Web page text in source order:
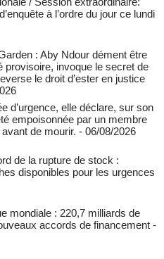
à l’ordre du jour ce lundi
: Aby Ndour dément être
provisoire, invoque le secret de
le droit d’ester en justice
d’urgence, elle déclare, sur son
empoisonnée par un membre
de mourir. - 06/08/2026
de la rupture de stock :
disponibles pour les urgences
mondiale : 220,7 milliards de
accords de financement -